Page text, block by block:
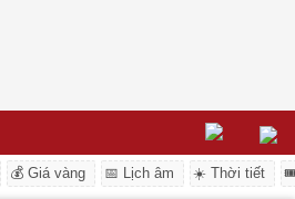
💰 Giá vàng 📅 Lịch âm ☀️ Thời tiết